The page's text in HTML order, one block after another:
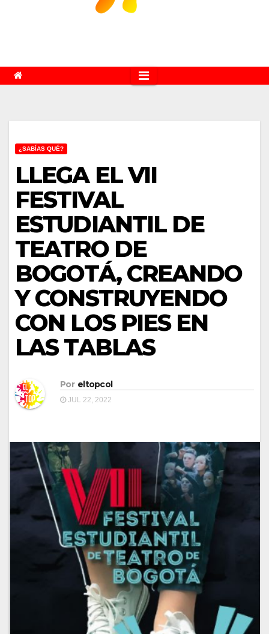
¿SABÍAS QUÉ?
LLEGA EL VII
FESTIVAL
ESTUDIANTIL DE
TEATRO DE
BOGOTÁ, CREANDO
Y CONSTRUYENDO
CON LOS PIES EN
LAS TABLAS
Por eltopcol
JUL 22, 2022